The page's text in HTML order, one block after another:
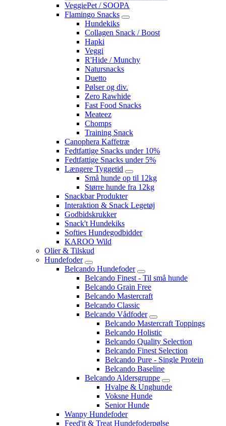
VeggiePet / SOOPA
Flamingo Snacks
Hundekiks
Collagen Snack / Boost
Hapki
Veggi
R'Hide / Munchy
Natursnacks
Duetto
Pølser og div.
Zero Rawhide
Fast Food Snacks
Meateez
Chomps
Training Snack
Canophera Kaffetræ
Fedtfattige Snacks under 10%
Fedtfattige Snacks under 5%
Længere Tyggetid
Små hunde op til 12kg
Større hunde fra 12kg
Snackbar Produkter
Interaktion & Snack Legetøj
Godbidskrukker
Snack't Hundekiks
Softies Hundegodbidder
KAROO Wild
Olier & Tilskud
Hundefoder
Belcando Hundefoder
Belcando Finest - Til små hunde
Belcando Grain Free
Belcando Mastercraft
Belcando Classic
Belcando Vådfoder
Belcando Mastercraft Toppings
Belcando Holistic
Belcando Quality Selection
Belcando Finest Selection
Belcando Pure - Single Protein
Belcando Baseline
Belcando Aldersgruppe
Hvalpe & Unghunde
Voksne Hunde
Senior Hunde
Wanpy Hundefoder
Feed'it & Treat Hundefoderpølse